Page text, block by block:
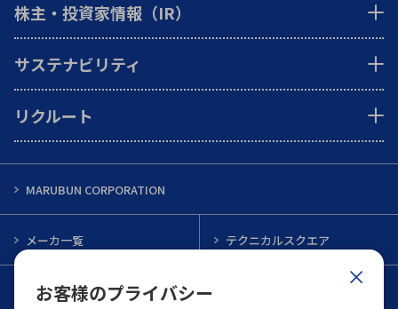
お客様のプライバシー
株主・投資家情報（IR）
サステナビリティ
リクルート
MARUBUN CORPORATION
メーカ一覧 テクニカルスクエア
インフォメーション